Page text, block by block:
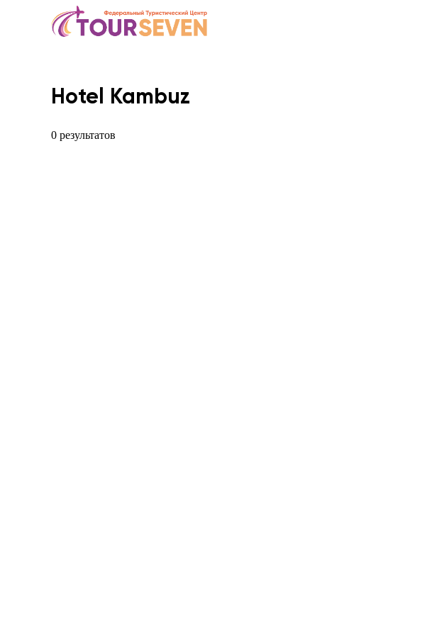
Hotel Kambuz
0 результатов